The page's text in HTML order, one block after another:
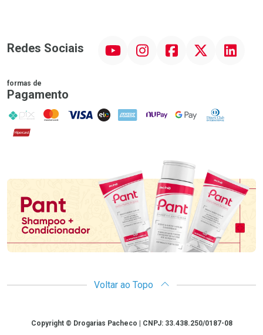
Redes Sociais InstagramFacebookTwitter Linkedin
formas de
Pagamento
PIX MasterCard
VISA ELO AMEX NuPay Google PayDiners Club
Hipercard
Voltar ao Topo
CopyrightCopyright © Drogarias Pacheco | CNPJ: 33.438.250/0187-08